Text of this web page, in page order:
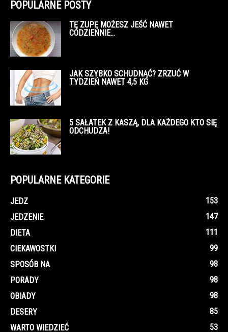
POPULARNE POSTY
TĘ ZUPĘ MOŻESZ JEŚĆ NAWET
CODZIENNIE…
JAK SZYBKO SCHUDNĄĆ? ZRZUĆ W
TYDZIEŃ NAWET 4,5 KG
5 SAŁATEK Z KASZĄ, DLA KAŻDEGO KTO SIĘ
ODCHUDZA!
POPULARNE KATEGORIE
JEDZ
153
JEDZENIE
147
DIETA
111
CIEKAWOSTKI
99
SPOSÓB NA
98
PORADY
98
OBIADY
98
DESERY
85
WARTO WIEDZIEĆ
53